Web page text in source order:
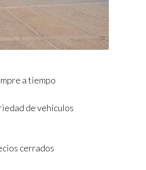
a tiempo
de vehículos
cerrados